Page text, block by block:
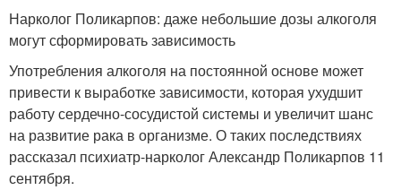
Нарколог Поликарпов: даже небольшие дозы алкоголя
могут сформировать зависимость
Употребления алкоголя на постоянной основе может
привести к выработке зависимости, которая ухудшит
работу сердечно-сосудистой системы и увеличит шанс
на развитие рака в организме. О таких последствиях
рассказал психиатр-нарколог Александр Поликарпов 11
сентября.